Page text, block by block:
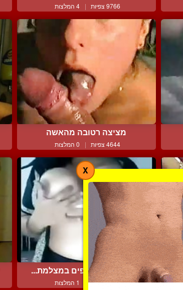
9766 צפיות | 4 המלצות
מציצה רטובה מהאשה
4644 צפיות | 0 המלצות
ציצים יפים נחשפים במצלמת...
4003 צפיות | 1 המלצות
X